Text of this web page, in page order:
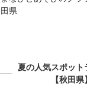
田県
夏の人気スポット
【秋田県】